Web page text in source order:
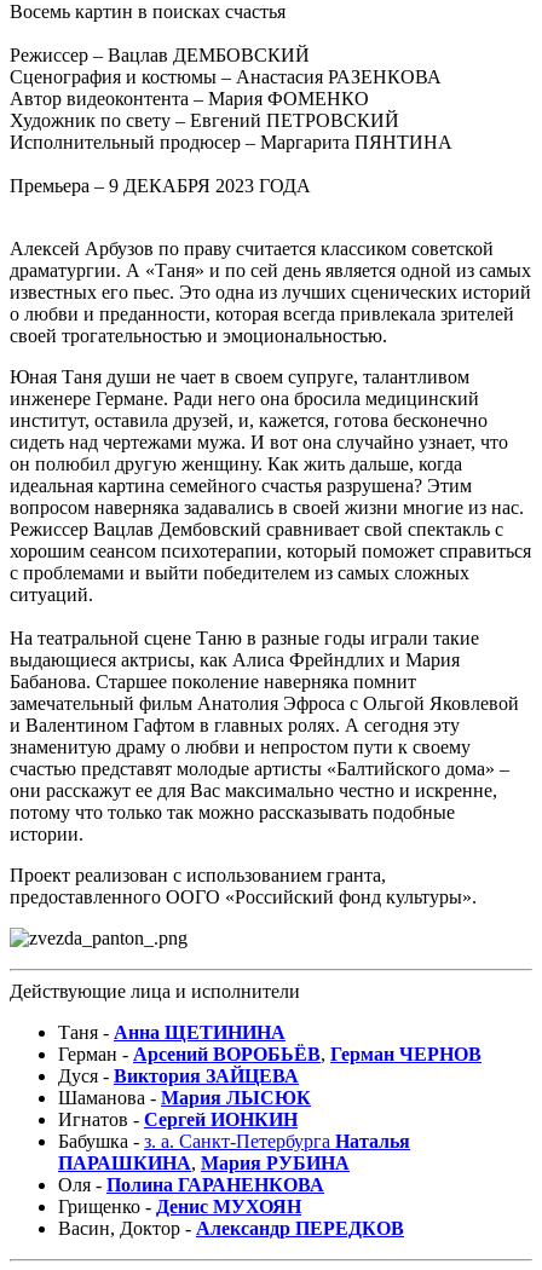
Восемь картин в поисках счастья
Режиссер – Вацлав ДЕМБОВСКИЙ
Сценография и костюмы – Анастасия РАЗЕНКОВА
Автор видеоконтента – Мария ФОМЕНКО
Художник по свету – Евгений ПЕТРОВСКИЙ
Исполнительный продюсер – Маргарита ПЯНТИНА
Премьера – 9 ДЕКАБРЯ 2023 ГОДА
Алексей Арбузов по праву считается классиком советской
драматургии. А «Таня» и по сей день является одной из самых
известных его пьес. Это одна из лучших сценических историй
о любви и преданности, которая всегда привлекала зрителей
своей трогательностью и эмоциональностью.
Юная Таня души не чает в своем супруге, талантливом
инженере Германе. Ради него она бросила медицинский
институт, оставила друзей, и, кажется, готова бесконечно
сидеть над чертежами мужа. И вот она случайно узнает, что
он полюбил другую женщину. Как жить дальше, когда
идеальная картина семейного счастья разрушена? Этим
вопросом наверняка задавались в своей жизни многие из нас.
Режиссер Вацлав Дембовский сравнивает свой спектакль с
хорошим сеансом психотерапии, который поможет справиться
с проблемами и выйти победителем из самых сложных
ситуаций.
На театральной сцене Таню в разные годы играли такие
выдающиеся актрисы, как Алиса Фрейндлих и Мария
Бабанова. Старшее поколение наверняка помнит
замечательный фильм Анатолия Эфроса с Ольгой Яковлевой
и Валентином Гафтом в главных ролях. А сегодня эту
знаменитую драму о любви и непростом пути к своему
счастью представят молодые артисты «Балтийского дома» –
они расскажут ее для Вас максимально честно и искренне,
потому что только так можно рассказывать подобные
истории.
Проект реализован с использованием гранта,
предоставленного ООГО «Российский фонд культуры».
Действующие лица и исполнители
Таня - Анна ЩЕТИНИНА
Герман - Арсений ВОРОБЬЁВ, Герман ЧЕРНОВ
Дуся - Виктория ЗАЙЦЕВА
Шаманова - Мария ЛЫСЮК
Игнатов - Сергей ИОНКИН
Бабушка - з. а. Санкт-Петербурга Наталья
ПАРАШКИНА, Мария РУБИНА
Оля - Полина ГАРАНЕНКОВА
Грищенко - Денис МУХОЯН
Васин, Доктор - Александр ПЕРЕДКОВ